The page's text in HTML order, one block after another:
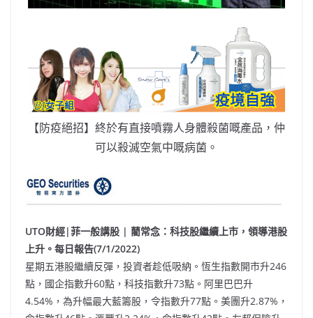
【防疫絕招】終於有直接噴霧人身體殺菌嘅產品，仲
可以殺滅空氣中嘅病菌。
UTO財經|菲一般講股 | 藺常念：科技股繼續上市，領導港股
上升。每日報告(7/1/2022)
星期五港股繼續反彈，投資者趁低吸納。恆生指數開市升246
點，國企指數升60點，科技指數升73點。阿里巴巴升
4.54%，為升幅最大藍籌股，令指數升77點。美團升2.87%，